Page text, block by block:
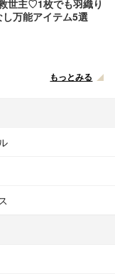
世主♡1枚でも羽織り
万能アイテム5選
もっとみる